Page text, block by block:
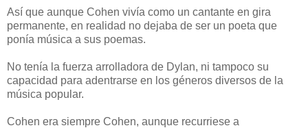
Así que aunque Cohen vivía como un cantante en gira
permanente, en realidad no dejaba de ser un poeta que
ponía música a sus poemas.
No tenía la fuerza arrolladora de Dylan, ni tampoco su
capacidad para adentrarse en los géneros diversos de la
música popular.
Cohen era siempre Cohen, aunque recurriese a